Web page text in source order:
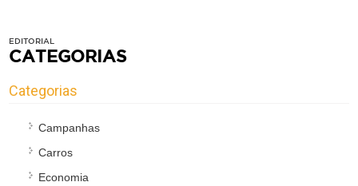
EDITORIAL
CATEGORIAS
Categorias
Campanhas
Carros
Economia